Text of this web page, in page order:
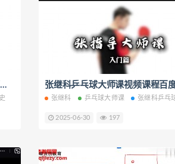
吴京平通俗医学史音频课程25集百度网盘下载学习
张继科 乒乓球大师课 张继科乒乓
2025-06-30 197